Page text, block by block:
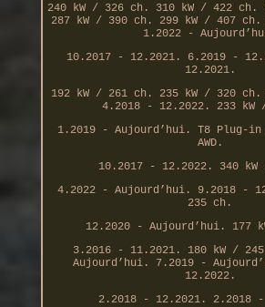
240 kW / 326 ch. 310 kW / 422 ch.
287 kW / 390 ch. 299 kW / 407
1.2022 -
10.2017 - 12.2021. 6.2019 -
12.2021.
192 kW / 261 ch. 235 kW / 320
4.2018 - 12.2022. 233 kW
1.2019 - Aujourd’hui. T8 Plug-
AWD.
10.2017 - 12.2022. 340
4.2022 - Aujourd’hui. 9.2018 -
235 ch.
12.2020 - Aujourd’hui. 177
3.2016 - 11.2021. 180 kW /
Aujourd’hui. 7.2019 -
12.2022.
2.2018 - 12.2021. 2.2018